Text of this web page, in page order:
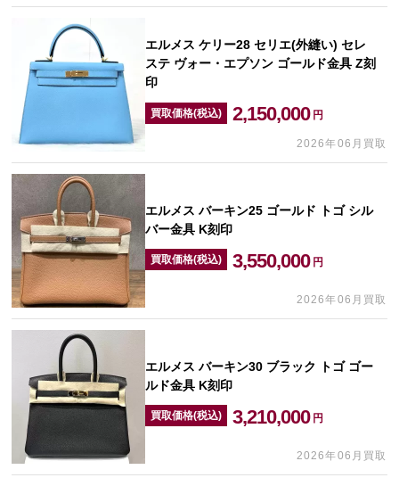
エルメス ケリー28 セリエ(外縫い) セレ
ステ ヴォー・エプソン ゴールド金具 Z刻
印
買取価格(税込) 2,150,000 円
2026年06月買取
エルメス バーキン25 ゴールド トゴ シル
バー金具 K刻印
買取価格(税込) 3,550,000 円
2026年06月買取
エルメス バーキン30 ブラック トゴ ゴー
ルド金具 K刻印
買取価格(税込) 3,210,000 円
2026年06月買取